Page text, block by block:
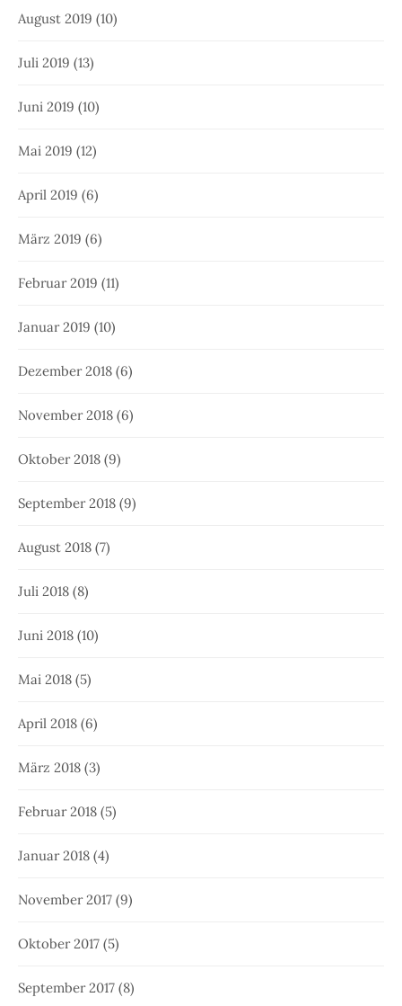
August 2019 (10)
Juli 2019 (13)
Juni 2019 (10)
Mai 2019 (12)
April 2019 (6)
März 2019 (6)
Februar 2019 (11)
Januar 2019 (10)
Dezember 2018 (6)
November 2018 (6)
Oktober 2018 (9)
September 2018 (9)
August 2018 (7)
Juli 2018 (8)
Juni 2018 (10)
Mai 2018 (5)
April 2018 (6)
März 2018 (3)
Februar 2018 (5)
Januar 2018 (4)
November 2017 (9)
Oktober 2017 (5)
September 2017 (8)